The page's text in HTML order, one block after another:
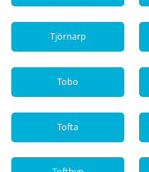
Tjörnarp
Tobo
Tofta